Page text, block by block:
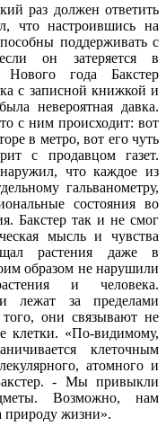
раз должен ответить
что настроившись на
поддерживать с
он затеряется в
Нового года Бакстер
с записной книжкой и
невероятная давка.
с ним происходит: вот
в метро, вот его чуть
с продавцом газет.
что каждое из
гальванометру,
состояния во
Бакстер так и не смог
мысль и чувства
растения даже в
образом не нарушили
и человека.
лежат за пределами
того, они связывают не
клетки. «По-видимому,
клеточным
атомного и
- Мы привыкли
Возможно, нам
природу жизни».